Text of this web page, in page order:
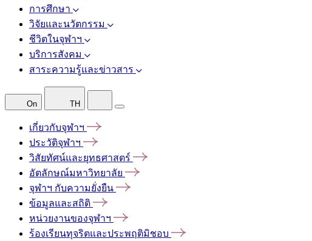
การศึกษา
วิจัยและนวัตกรรม
ชีวิตในจุฬาฯ
บริการสังคม
สาระความรู้และข่าวสาร
On TH
เกี่ยวกับจุฬาฯ
ประวัติจุฬาฯ
วิสัยทัศน์และยุทธศาสตร์
อัตลักษณ์มหาวิทยาลัย
จุฬาฯ กับความยั่งยืน
ข้อมูลและสถิติ
หน่วยงานของจุฬาฯ
ร้องเรียนทุจริตและประพฤติมิชอบ